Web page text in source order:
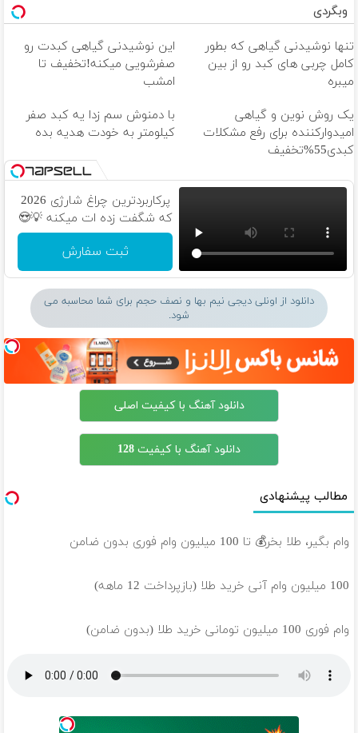
وبگردی
تنها نوشیدنی گیاهی که بطور
کامل چربی های کبد رو از بین
میبره
این نوشیدنی گیاهی کبدت رو
صفرشویی میکنه!تخفیف تا
امشب
یک روش نوین و گیاهی
امیدوارکننده برای رفع مشکلات
کبدی55%تخفیف
با دمنوش سم زدا یه کبد صفر
کیلومتر به خودت هدیه بده
پرکاربردترین چراغ شارژی 2026
که شگفت زده ات میکنه 💡😍
ثبت سفارش
دانلود از اونلی دیجی نیم بها و نصف حجم برای شما محاسبه می
شود.
دانلود آهنگ با کیفیت اصلی
دانلود آهنگ با کیفیت 128
مطالب پیشنهادی
وام بگیر، طلا بخر💰 تا 100 میلیون وام فوری بدون ضامن
100 میلیون وام آنی خرید طلا (بازپرداخت 12 ماهه)
وام فوری 100 میلیون تومانی خرید طلا (بدون ضامن)